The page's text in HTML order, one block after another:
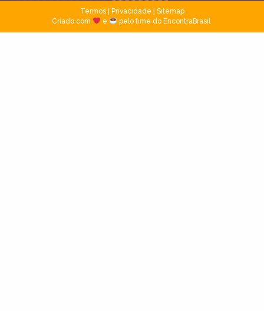
Termos| Privacidade
Sitemap
Criado com
e pelo time do EncontraBrasil